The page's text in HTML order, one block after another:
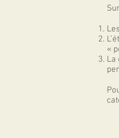
«
La